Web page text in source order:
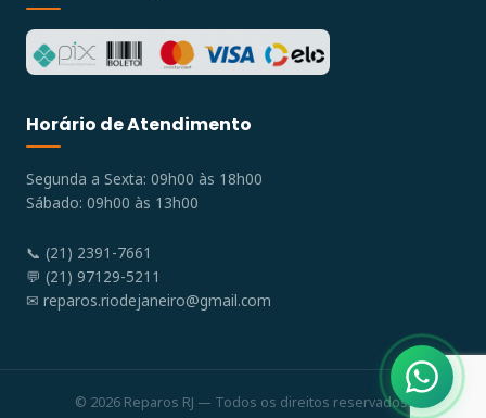
Horário de Atendimento
Segunda a Sexta: 09h00 às 18h00
Sábado: 09h00 às 13h00
📞 (21) 2391-7661
💬 (21) 97129-5211
✉ reparos.riodejaneiro@gmail.com
© 2026 Reparos RJ — Todos os direitos reservados.